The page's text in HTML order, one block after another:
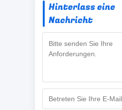
Hinterlass eine
Nachricht